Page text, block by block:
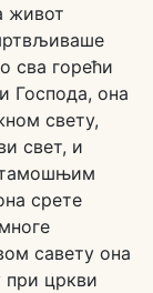
живот
сва горећи
Господа, она
свету,
свет, и
тамошњим
срете
савету она
при цркви